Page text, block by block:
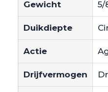
Gewicht 5/
Duikdiepte
Actie
Drijfvermogen